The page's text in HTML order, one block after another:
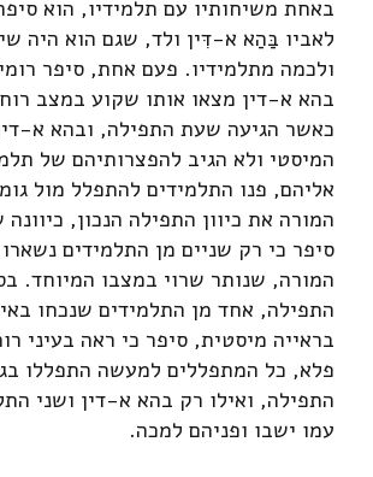
באחת משיחותיו עם תלמידיו, הוא
לאביו בַּהַא א-דִּין ולד, שגם הוא היה
ולכמה מתלמידיו. פעם אחת, סיפר
בהא א-דין מצאו אותו שקוע במצב
כאשר הגיעה שעת התפילה, ובהא א-
המיסטי ולא הגיב להפצרותיהם של
אליהם, פנו התלמידים להתפלל מול
המורה את כיוון התפילה הנכון,
סיפר כי רק שניים מן התלמידים
המורה, שנותר שרוי במצבו המיוחד.
התפילה, אחד מן התלמידים שנכחו
בראייה מיסטית, סיפר כי ראה בעיני
פלא, כל המתפללים למעשה התפללו
התפילה, ואילו רק בהא א-דין ושני
עמו ישבו ופניהם למכה.